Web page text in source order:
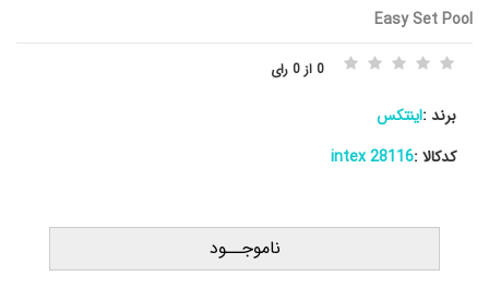
Easy Set Pool
0 از 0 رای
برند :اینتکس
کدکالا :28116 intex
ناموجــود